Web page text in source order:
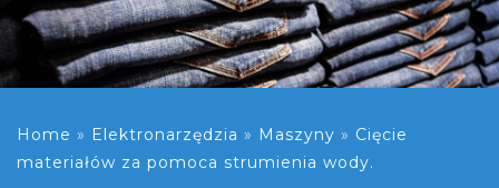
Home » Elektronarzędzia » Maszyny » Cięcie
materiałów za pomoca strumienia wody.